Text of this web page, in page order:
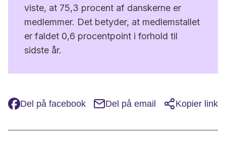
viste, at 75,3 procent af danskerne er
medlemmer. Det betyder, at medlemstallet
er faldet 0,6 procentpoint i forhold til
sidste år.
Del på facebook Del på email Kopier link